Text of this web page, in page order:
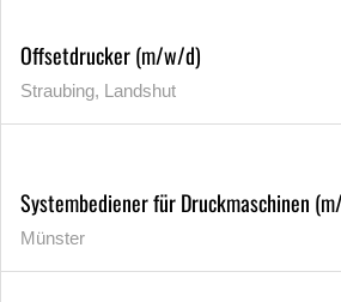
Offsetdrucker (m/w/d)
Straubing, Landshut
Systembediener für Druckmaschinen
Münster